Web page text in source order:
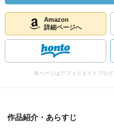
Amazon
詳細ページへ
本ページはアフィリエイトプロ
作品紹介・あらすじ